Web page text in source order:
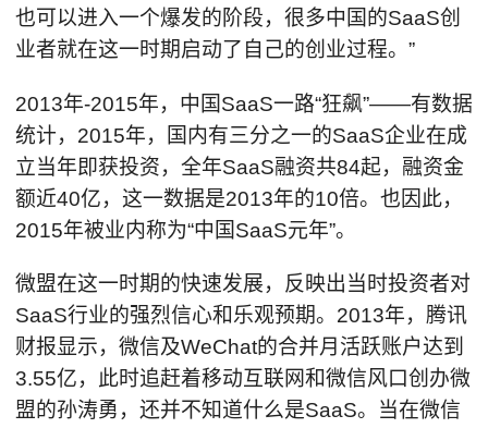
也可以进入一个爆发的阶段，很多中国的SaaS创
业者就在这一时期启动了自己的创业过程。”
2013年-2015年，中国SaaS一路“狂飙”——有数据
统计，2015年，国内有三分之一的SaaS企业在成
立当年即获投资，全年SaaS融资共84起，融资金
额近40亿，这一数据是2013年的10倍。也因此，
2015年被业内称为“中国SaaS元年”。
微盟在这一时期的快速发展，反映出当时投资者对
SaaS行业的强烈信心和乐观预期。2013年，腾讯
财报显示，微信及WeChat的合并月活跃账户达到
3.55亿，此时追赶着移动互联网和微信风口创办微
盟的孙涛勇，还并不知道什么是SaaS。当在微信